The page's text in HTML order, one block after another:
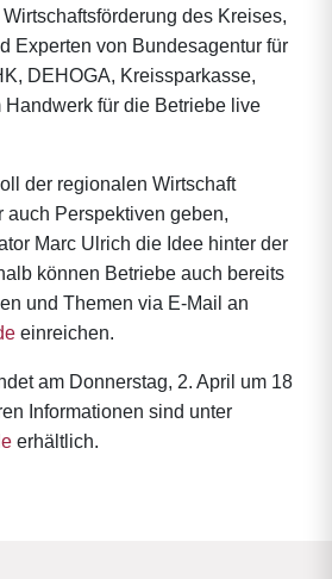
des Kreises,
Experten von Bundesagentur für
DEHOGA, Kreissparkasse,
für die Betriebe live
der regionalen Wirtschaft
Perspektiven geben,
Marc Ulrich die Idee hinter der
können Betriebe auch bereits
und Themen via E-Mail an
einreichen.
am Donnerstag, 2. April um 18
Informationen sind unter
erhältlich.